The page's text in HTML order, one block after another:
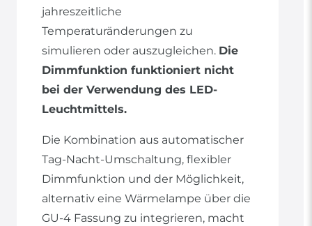
jahreszeitliche
Temperaturänderungen zu
simulieren oder auszugleichen. Die
Dimmfunktion funktioniert nicht
bei der Verwendung des LED-
Leuchtmittels.
Die Kombination aus automatischer
Tag-Nacht-Umschaltung, flexibler
Dimmfunktion und der Möglichkeit,
alternativ eine Wärmelampe über die
GU-4 Fassung zu integrieren, macht